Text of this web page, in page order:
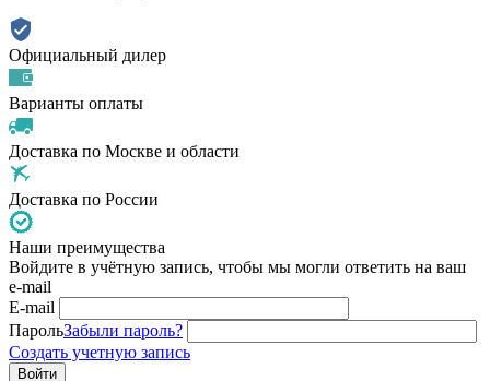
Официальный дилер
Варианты оплаты
Доставка по Москве и области
Доставка по России
Наши преимущества
Войдите в учётную запись, чтобы мы могли ответить на ваш
e-mail
E-mail
ПарольЗабыли пароль?
Создать учетную запись
Войти